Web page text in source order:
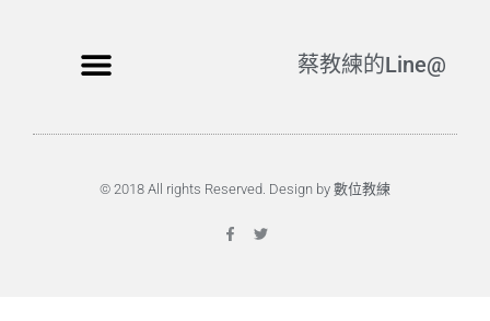
蔡教練的Line@
© 2018 All rights Reserved. Design by 數位教練